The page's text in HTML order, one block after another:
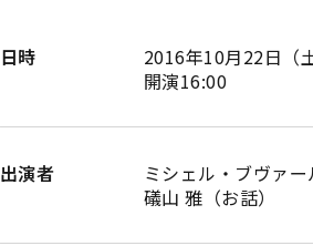
日時
2016年10月22日（土
開演16:00
出演者
ミシェル・ブヴァー
礒山 雅（お話）